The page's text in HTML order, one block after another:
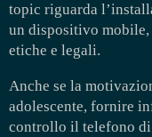
topic riguarda
un dispositivo
etiche e legali.
Anche se la
adolescente, fornire
controllo il telefono